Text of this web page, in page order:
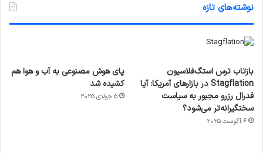
نوشته‌های تازه
بازتاب ترس استگ‌فلاسیون
Stagflation در بازارهای آمریکا: آیا
فدرال رزرو مجبور به سیاست
سختگیرانه‌تر می‌شود؟
6 آگوست 2025
پای هوش مصنوعی به آب و هوا هم
کشیده شد
5 جولای 2025